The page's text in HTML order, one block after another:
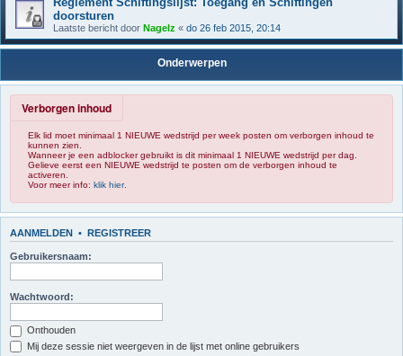
doorsturen
Laatste bericht door Nagelz « do 26 feb 2015, 20:14
Onderwerpen
Verborgen inhoud
Elk lid moet minimaal 1 NIEUWE wedstrijd per week posten om verborgen inhoud te
kunnen zien.
Wanneer je een adblocker gebruikt is dit minimaal 1 NIEUWE wedstrijd per dag.
Gelieve eerst een NIEUWE wedstrijd te posten om de verborgen inhoud te
activeren.
Voor meer info: klik hier.
AANMELDEN • REGISTREER
Gebruikersnaam:
Wachtwoord:
Onthouden
Mij deze sessie niet weergeven in de lijst met online gebruikers